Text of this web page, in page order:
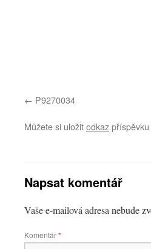
P9270034
Můžete si uložitodkaz
Napsat komentář
Vaše e-mailová adresa nebude
Komentář*